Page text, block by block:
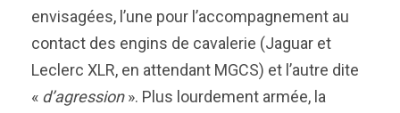
envisagées, l’une pour l’accompagnement au
contact des engins de cavalerie (Jaguar et
Leclerc XLR, en attendant MGCS) et l’autre dite
« d’agression». Plus lourdement armée, la